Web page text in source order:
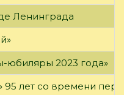
Ленинграда
юбиляры 2023 года»
лет со времени